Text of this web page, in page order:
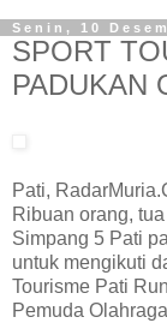
Senin, 10
SPORT
PADUKAN
Pati,
Ribuan orang,
Simpang 5 Pati
untuk mengikuti
Tourisme Pati
Pemuda